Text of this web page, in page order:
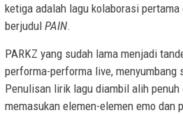
ketiga adalah lagu kolaborasi pertama
berjudul PAIN.
PARKZ yang sudah lama menjadi
performa-performa live, menyumbang
Penulisan lirik lagu diambil alih penuh
memasukan elemen-elemen emo dan